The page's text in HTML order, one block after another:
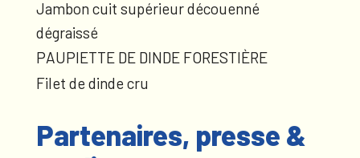
Jambon cuit supérieur découenné
dégraissé
PAUPIETTE DE DINDE FORESTIÈRE
Filet de dinde cru
Partenaires, presse &